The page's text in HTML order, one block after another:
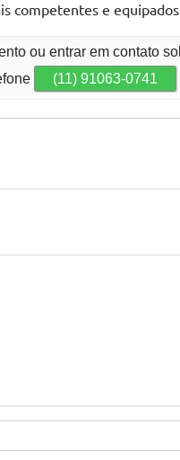
competentes e
ou entrar em contato
(11) 91063-0741